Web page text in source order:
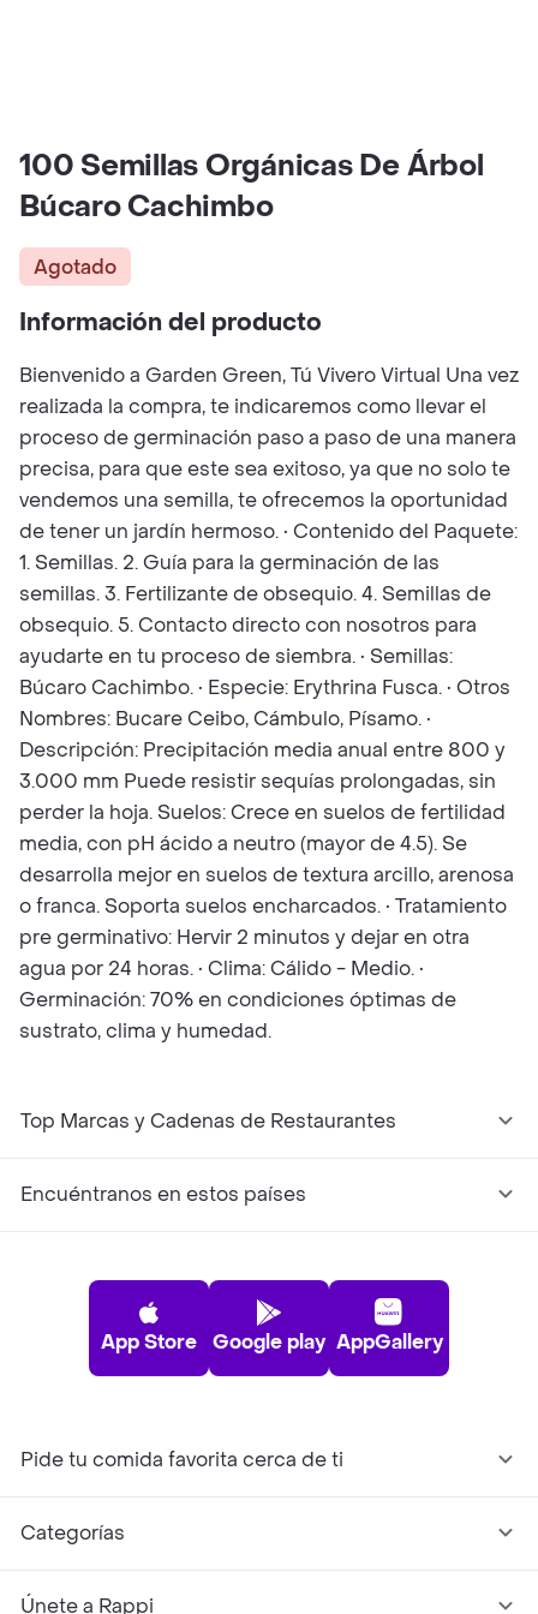
100 Semillas Orgánicas De Árbol
Búcaro Cachimbo
Agotado
Información del producto
Bienvenido a Garden Green, Tú Vivero Virtual Una vez
realizada la compra, te indicaremos como llevar el
proceso de germinación paso a paso de una manera
precisa, para que este sea exitoso, ya que no solo te
vendemos una semilla, te ofrecemos la oportunidad
de tener un jardín hermoso. • Contenido del Paquete:
1. Semillas. 2. Guía para la germinación de las
semillas. 3. Fertilizante de obsequio. 4. Semillas de
obsequio. 5. Contacto directo con nosotros para
ayudarte en tu proceso de siembra. • Semillas:
Búcaro Cachimbo. • Especie: Erythrina Fusca. • Otros
Nombres: Bucare Ceibo, Cámbulo, Písamo. •
Descripción: Precipitación media anual entre 800 y
3.000 mm Puede resistir sequías prolongadas, sin
perder la hoja. Suelos: Crece en suelos de fertilidad
media, con pH ácido a neutro (mayor de 4.5). Se
desarrolla mejor en suelos de textura arcillo, arenosa
o franca. Soporta suelos encharcados. • Tratamiento
pre germinativo: Hervir 2 minutos y dejar en otra
agua por 24 horas. • Clima: Cálido - Medio. •
Germinación: 70% en condiciones óptimas de
sustrato, clima y humedad.
Top Marcas y Cadenas de Restaurantes
Encuéntranos en estos países
App Store Google play AppGallery
Pide tu comida favorita cerca de ti
Categorías
Únete a Rappi